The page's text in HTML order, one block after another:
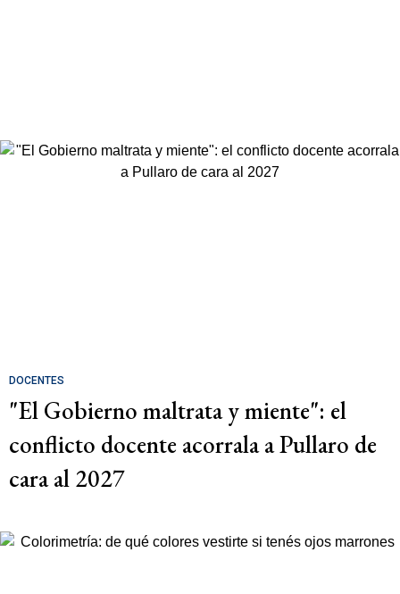
DOCENTES
"El Gobierno maltrata y miente": el
conflicto docente acorrala a Pullaro de
cara al 2027